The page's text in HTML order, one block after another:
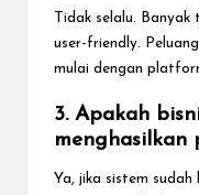
Tidak selalu.
user-friendly.
mulai dengan
3. Apakah
menghasilkan
Ya, jika sistem